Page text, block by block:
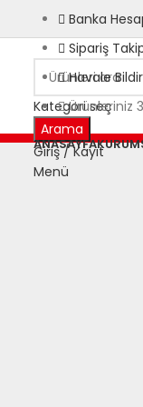
Banka
Sipariş
Havale
Ürünleriniz
Kategori seç
Arama
Giriş / Kayıt
Menü
ANASAYFA